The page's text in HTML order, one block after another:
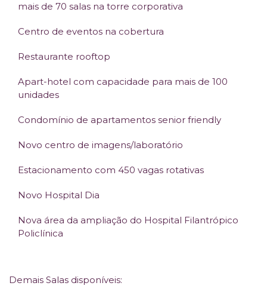
mais de 70 salas na torre corporativa
Centro de eventos na cobertura
Restaurante rooftop
Apart-hotel com capacidade para mais de 100
unidades
Condomínio de apartamentos senior friendly
Novo centro de imagens/laboratório
Estacionamento com 450 vagas rotativas
Novo Hospital Dia
Nova área da ampliação do Hospital Filantrópico
Policlínica
Demais Salas disponíveis: